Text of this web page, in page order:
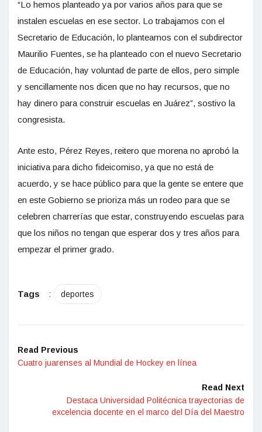
“Lo hemos planteado ya por varios años para que se
instalen escuelas en ese sector. Lo trabajamos con el
Secretario de Educación, lo planteamos con el subdirector
Maurilio Fuentes, se ha planteado con el nuevo Secretario
de Educación, hay voluntad de parte de ellos, pero simple
y sencillamente nos dicen que no hay recursos, que no
hay dinero para construir escuelas en Juárez”, sostivo la
congresista.
Ante esto, Pérez Reyes, reitero que morena no aprobó la
iniciativa para dicho fideicomiso, ya que no está de
acuerdo, y se hace público para que la gente se entere que
en este Gobierno se prioriza más un rodeo para que se
celebren charrerías que estar, construyendo escuelas para
que los niños no tengan que esperar dos y tres años para
empezar el primer grado.
Tags : deportes
Read Previous
Cuatro juarenses al Mundial de Hockey en línea
Read Next
Destaca Universidad Politécnica trayectorias de
excelencia docente en el marco del Día del Maestro